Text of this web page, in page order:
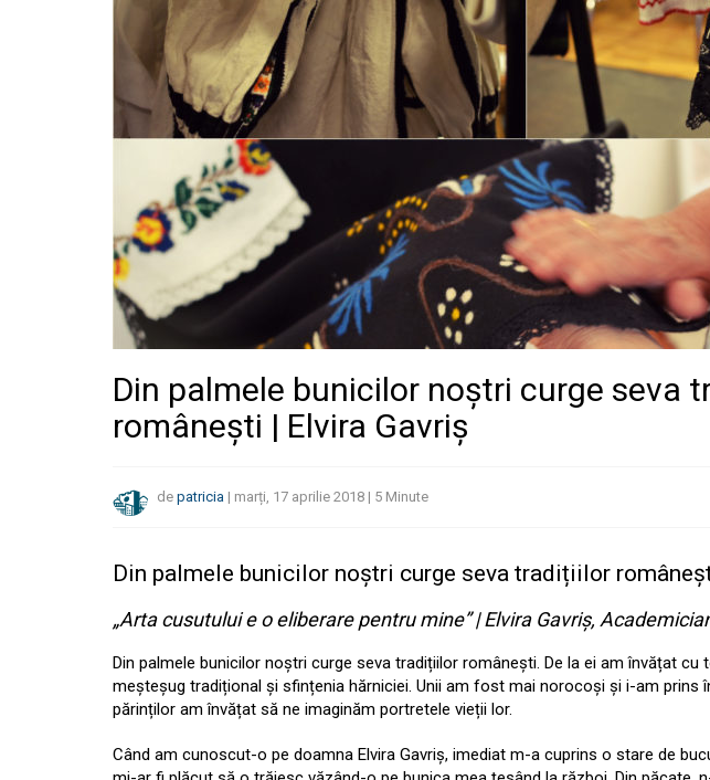
Din palmele bunicilor noștri curge seva
românești | Elvira Gavriș
de patricia | marți, 17 aprilie 2018 | 5 Minute
Din palmele bunicilor noștri curge seva tradițiilor
„Arta cusutului e o eliberare pentru mine” | Elvira Gavriș,
Din palmele bunicilor noștri curge seva tradițiilor românești. De la ei am învățat cu
meșteșug tradițional și sfințenia hărniciei. Unii am fost mai norocoși și i-am prins
părinților am învățat să ne imaginăm portretele vieții lor.
Când am cunoscut-o pe doamna Elvira Gavriș, imediat m-a cuprins o stare de